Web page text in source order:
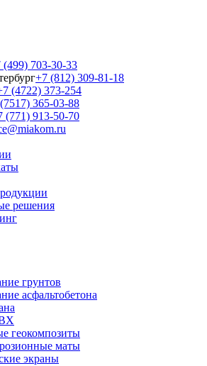
(499) 703-30-33
+7 (812) 309-81-18
(4722) 373-254
365-03-88
(771) 913-50-70
решения
грунтов
асфальтобетона
геокомпозиты
маты
экраны